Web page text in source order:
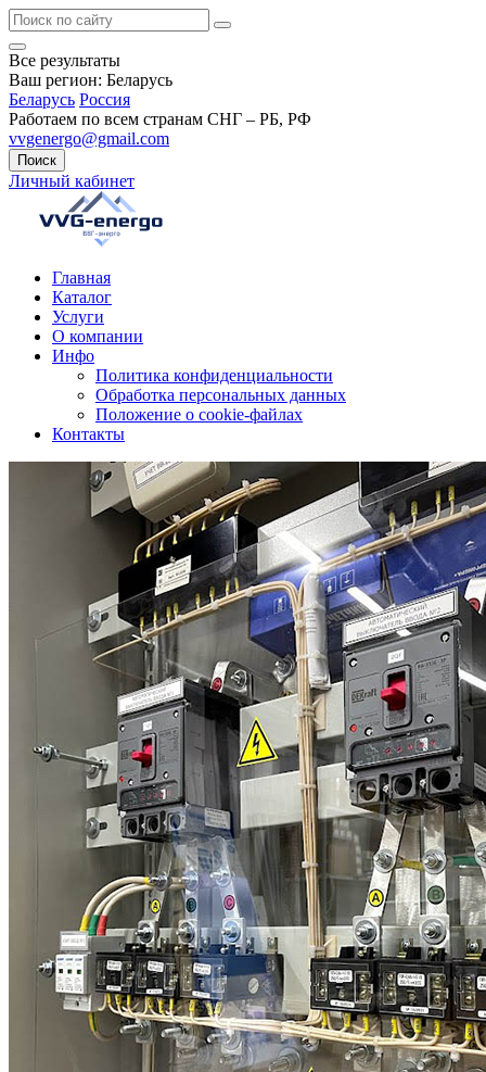
Все результаты
Ваш регион: Беларусь
Беларусь Россия
Работаем по всем странам СНГ – РБ, РФ
vvgenergo@gmail.com
Поиск
Личный кабинет
Главная
Каталог
Услуги
О компании
Инфо
Политика конфиденциальности
Обработка персональных данных
Положение о cookie-файлах
Контакты